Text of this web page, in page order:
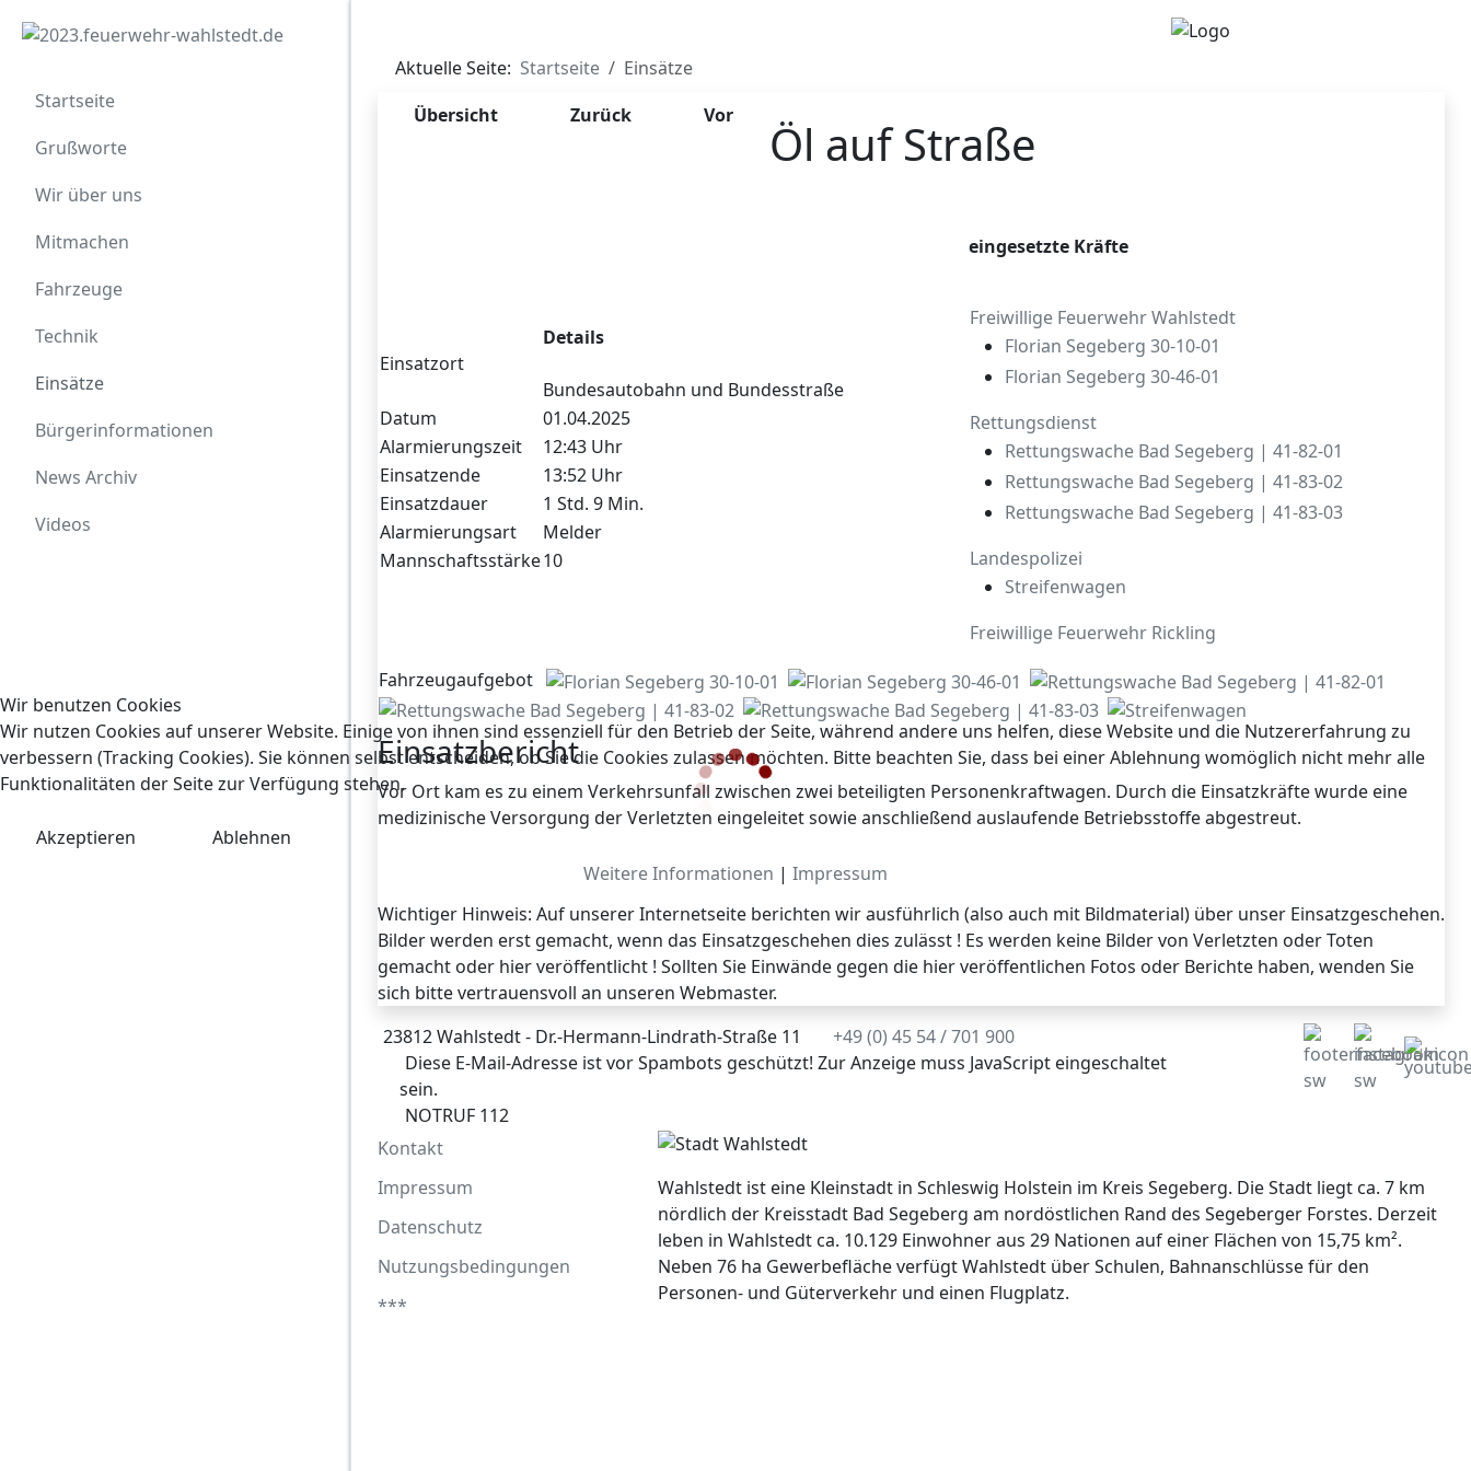
Startseite
Grußworte
Wir über uns
Mitmachen
Fahrzeuge
Technik
Einsätze
Bürgerinformationen
News Archiv
Videos
Aktuelle Seite: Startseite
Einsätze
Übersicht
Zurück Vor Öl auf Straße
Einsatzort
Details
Bundesautobahn und Bundesstraße
Datum
01.04.2025
Alarmierungszeit
12:43 Uhr
Einsatzende
13:52 Uhr
Einsatzdauer
1 Std. 9 Min.
Alarmierungsart
Melder
Mannschaftsstärke10
eingesetzte Kräfte
Freiwillige Feuerwehr Wahlstedt
Florian Segeberg 30-10-01
Florian Segeberg 30-46-01
Rettungsdienst
Rettungswache Bad Segeberg | 41-82-01
Rettungswache Bad Segeberg | 41-83-02
Rettungswache Bad Segeberg | 41-83-03
Landespolizei
Streifenwagen
Freiwillige Feuerwehr Rickling
Fahrzeugaufgebot
Einsatzbericht
Vor Ort kam es zu einem Verkehrsunfall zwischen zwei beteiligten Personenkraftwagen. Durch die Einsatzkräfte wurde eine
medizinische Versorgung der Verletzten eingeleitet sowie anschließend auslaufende Betriebsstoffe abgestreut.
Wichtiger Hinweis: Auf unserer Internetseite berichten wir ausführlich (also auch mit Bildmaterial) über unser Einsatzgeschehen.
Bilder werden erst gemacht, wenn das Einsatzgeschehen dies zulässt ! Es werden keine Bilder von Verletzten oder Toten
gemacht oder hier veröffentlicht ! Sollten Sie Einwände gegen die hier veröffentlichen Fotos oder Berichte haben, wenden Sie
sich bitte vertrauensvoll an unseren Webmaster.
23812 Wahlstedt - Dr.-Hermann-Lindrath-Straße 11
+49 (0) 45 54 / 701 900
Diese E-Mail-Adresse ist vor Spambots geschützt! Zur Anzeige muss JavaScript eingeschaltet
sein.
NOTRUF 112
Kontakt
Impressum
Datenschutz
Nutzungsbedingungen
***
Wahlstedt ist eine Kleinstadt in Schleswig Holstein im Kreis Segeberg. Die Stadt liegt ca. 7 km
nördlich der Kreisstadt Bad Segeberg am nordöstlichen Rand des Segeberger Forstes. Derzeit
leben in Wahlstedt ca. 10.129 Einwohner aus 29 Nationen auf einer Flächen von 15,75 km².
Neben 76 ha Gewerbefläche verfügt Wahlstedt über Schulen, Bahnanschlüsse für den
Personen- und Güterverkehr und einen Flugplatz.
Wir benutzen Cookies
Wir nutzen Cookies auf unserer Website. Einige von ihnen sind essenziell für den Betrieb der Seite, während andere uns helfen, diese Website und die Nutzererfahrung zu
verbessern (Tracking Cookies). Sie können selbst entscheiden, ob Sie die Cookies zulassen möchten. Bitte beachten Sie, dass bei einer Ablehnung womöglich nicht mehr alle
Funktionalitäten der Seite zur Verfügung stehen.
Akzeptieren
Ablehnen
Weitere Informationen | Impressum